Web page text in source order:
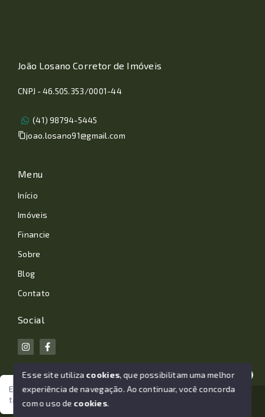
Estamos aqui para te ajudar. Vamos juntos nessa jornada
tão importante da sua vida?
João Losano Corretor de Imóveis
CNPJ - 46.505.353/0001-44
(41) 98794-5445
joao.losano91@gmail.com
Menu
Início
Imóveis
Financie
Sobre
Blog
Contato
Social
© Copyright 2026 - João Losano Corretor de Imóveis -
Esse site utiliza cookies, que possibilitam uma melhor
experiência de navegação.Ao continuar, você concorda
com o uso de cookies.